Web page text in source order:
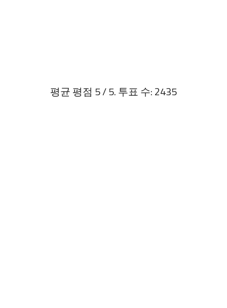
평균 평점 5/ 5. 투표 수:2435